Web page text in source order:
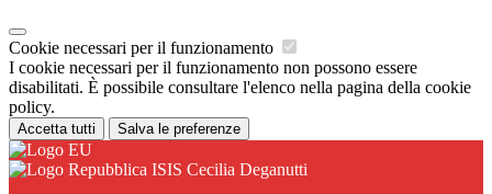
Cookie necessari per il funzionamento
I cookie necessari per il funzionamento non possono essere
disabilitati. È possibile consultare l'elenco nella pagina della cookie
policy.
Accetta tutti Salva le preferenze
ISIS Cecilia Deganutti